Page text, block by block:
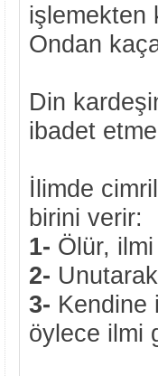
işlemekten
Ondan
Din
ibadet
İlimde
birini verir:
1- Ölür,
2-
3- Kendine
öylece ilmi